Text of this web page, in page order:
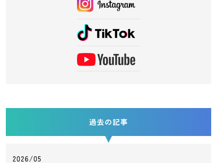
過去の記事
2026/05